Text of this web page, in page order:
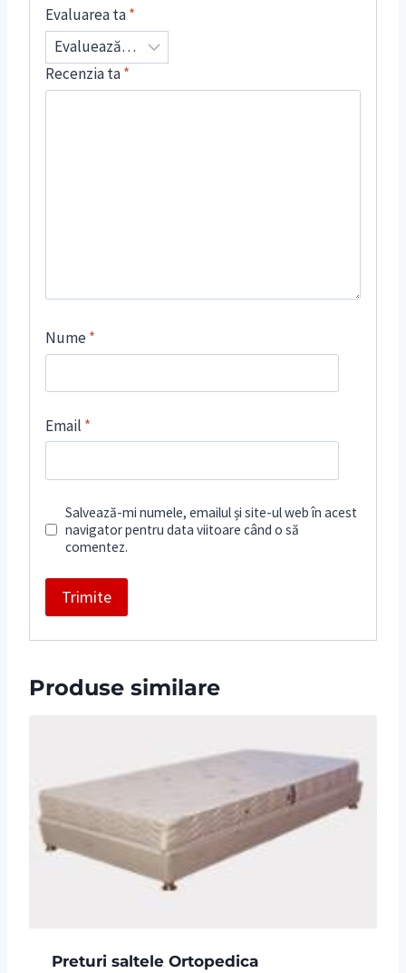
Evaluarea ta*
Recenzia ta*
Nume*
Email *
Salvează-mi numele, emailul și site-ul web în acest
navigator pentru data viitoare când o să
comentez.
Produse similare
Preturi saltele Ortopedica